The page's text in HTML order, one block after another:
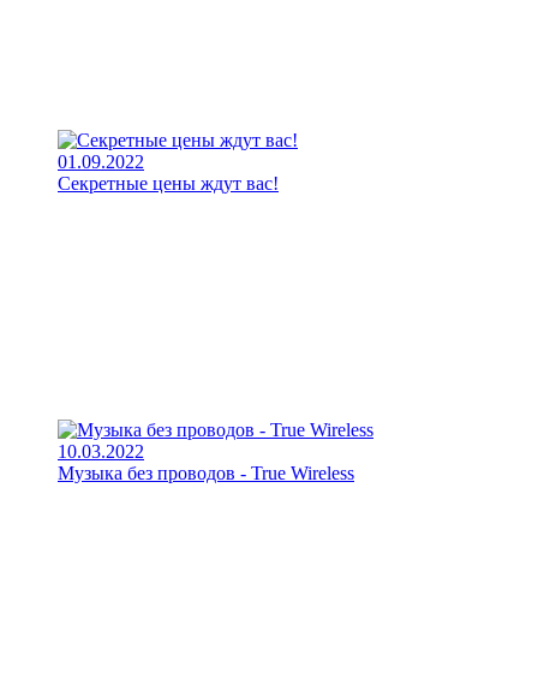
01.09.2022
Секретные цены ждут вас!
10.03.2022
Музыка без проводов - True Wireless